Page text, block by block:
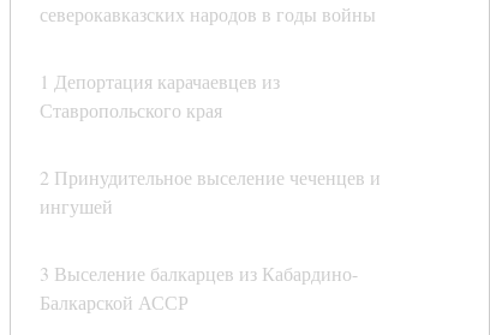
северокавказских народов в годы войны
1 Депортация карачаевцев из
Ставропольского края
2 Принудительное выселение чеченцев и
ингушей
3 Выселение балкарцев из Кабардино-
Балкарской АССР